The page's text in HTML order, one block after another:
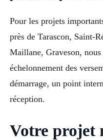
Pour les projets
près de Tarascon, Saint-
Maillane, Graveson,
échelonnement des
démarrage, un point
réception.
Votre projet